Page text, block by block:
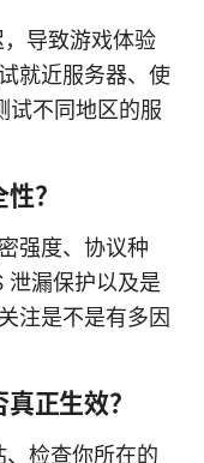
导致游戏体验
就近服务器、使
试不同地区的服
？
强度、协议种
漏保护以及是
注是不是有多因
正生效？
检查你所在的